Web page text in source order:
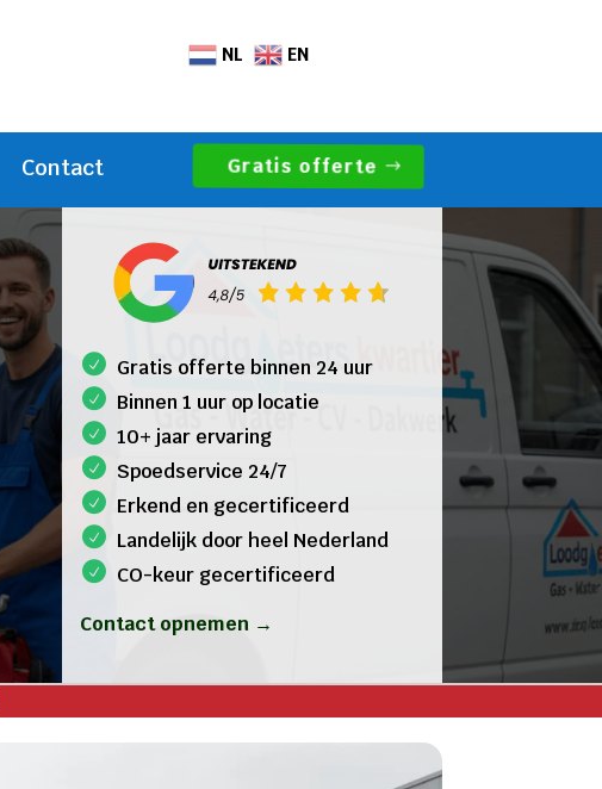
NL EN
Contact Gratis offerte
Gratis offerte binnen 24 uur
Binnen 1 uur op locatie
10+ jaar ervaring
Spoedservice 24/7
Erkend en gecertificeerd
Landelijk door heel Nederland
CO-keur gecertificeerd
Contact opnemen →